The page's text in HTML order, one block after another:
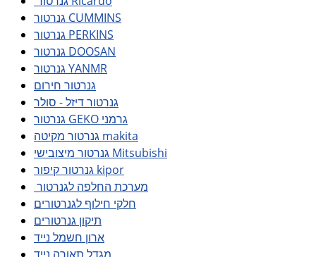
גנרטור CUMMINS
גנרטור PERKINS
גנרטור DOOSAN
גנרטור YANMR
גנרטור חירום
גנרטור דיזל - סולר
גנרטור GEKO גרמני
גנרטור מקיטה makita
גנרטור מיצובישי Mitsubishi
גנרטור קיפור kipor
מערכת החלפה לגנרטור
חלקי חילוף לגנרטורים
תיקון גנרטורים
ארון חשמל נייד